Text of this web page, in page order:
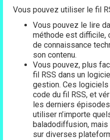
Vous pouvez utiliser le fil
Vous pouvez le lire
méthode est difficile,
de connaissance
son contenu.
Vous pouvez, plus
fil RSS dans un
gestion. Ces
code du fil RSS, et
les derniers
utiliser n’importe
baladodiffusion,
sur diverses